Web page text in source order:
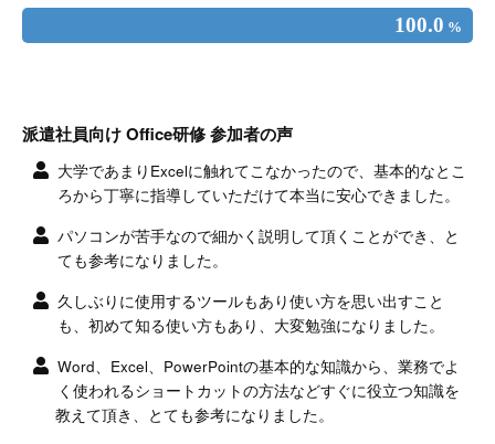
100.0 %
派遣社員向け Office研修 参加者の声
大学であまりExcelに触れてこなかったので、基本的なとこ
ろから丁寧に指導していただけて本当に安心できました。
パソコンが苦手なので細かく説明して頂くことができ、と
ても参考になりました。
久しぶりに使用するツールもあり使い方を思い出すこと
も、初めて知る使い方もあり、大変勉強になりました。
Word、Excel、PowerPointの基本的な知識から、業務でよ
く使われるショートカットの方法などすぐに役立つ知識を
教えて頂き、とても参考になりました。